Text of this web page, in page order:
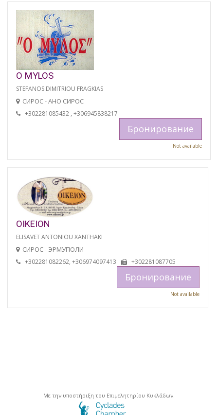
O MYLOS
STEFANOS DIMITRIOU FRAGKIAS
СИРОС - АНО СИРОС
+302281085432 , +306945838217
Бронирование
Not available
OIKEION
ELISAVET ANTONIOU XANTHAKI
СИРОС - ЭРМУПОЛИ
+302281082262, +306974097413 +302281087705
Бронирование
Not available
Με την υποστήριξη του Επιμελητηρίου Κυκλάδων.